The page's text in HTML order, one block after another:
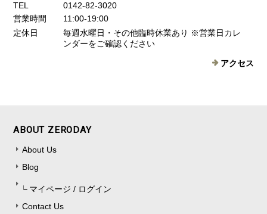
TEL
0142-82-3020
営業時間
11:00-19:00
定休日
毎週水曜日・その他臨時休業あり ※営業日カレ
ンダーをご確認ください
アクセス
ABOUT ZERODAY
About Us
Blog
マイページ / ログイン
Contact Us